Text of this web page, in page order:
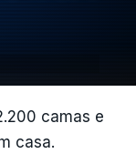
camas e
casa.